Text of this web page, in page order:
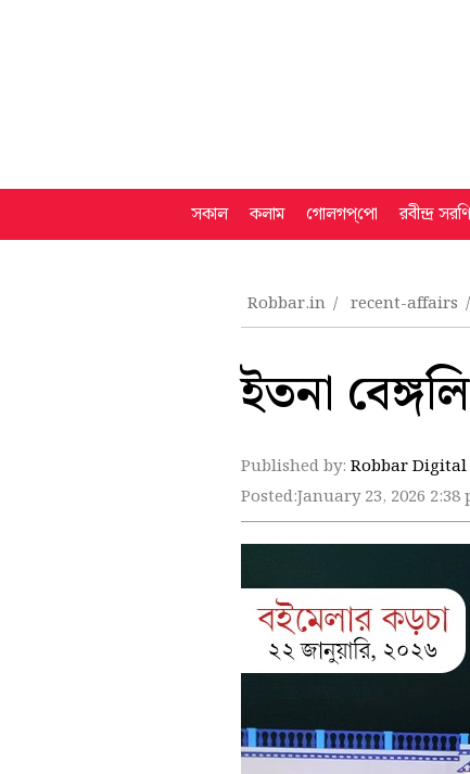
সকাল কলাম গোলগপ্‌পো রবীন্দ্র সরণি
Robbar.in recent-affairs
ইতনা
Published by: Robbar Digital
Posted:January 23, 2026 2:38